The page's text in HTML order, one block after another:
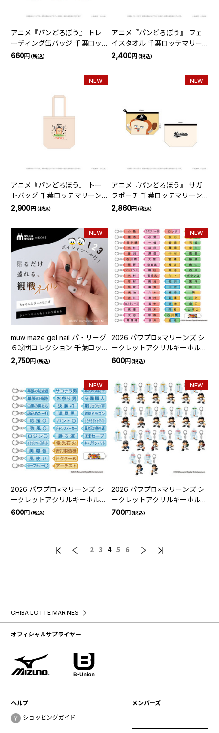
アニメ『パンどろぼう』 トレ
ーディング缶バッジ 千葉ロッ
テマリーンズ(全6種)
660円（税込）
アニメ『パンどろぼう』 フェ
イスタオル 千葉ロッテマリー
ンズ
2,400円（税込）
NEW
アニメ『パンどろぼう』 トー
トバッグ 千葉ロッテマリーン
ズ
2,900円（税込）
NEW
アニメ『パンどろぼう』 サガ
ラポーチ 千葉ロッテマリーン
ズ
2,860円（税込）
NEW
muw maze gel nail パ・リーグ
６球団コレクション 千葉ロッ
テマリーンズ アルファベッ
2,750円（税込）
NEW
2026 パワプロ×マリーンズ シ
ークレットアクリルキーホルダ
ー（選手ネームプレート）
600円（税込）
NEW
2026 パワプロ×マリーンズ シ
ークレットアクリルキーホルダ
ー(特殊能力)
600円（税込）
NEW
2026 パワプロ×マリーンズ シ
ークレットアクリルキーホルダ
ー(選手キャラクター)
700円（税込）
2 3 4 5 6
CHIBA LOTTE MARINES
オフィシャルサプライヤー
ヘルプ
ショッピングガイド
メンバーズ